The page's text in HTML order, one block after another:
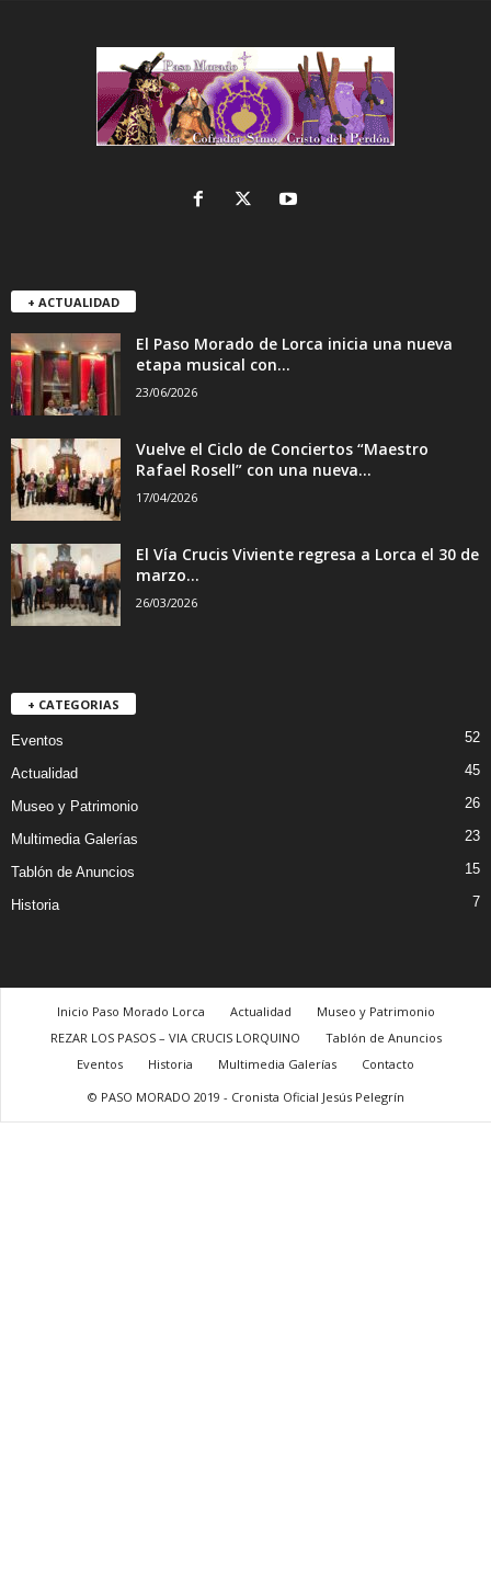
+ ACTUALIDAD
El Paso Morado de Lorca inicia una nueva
etapa musical con...
23/06/2026
Vuelve el Ciclo de Conciertos “Maestro
Rafael Rosell” con una nueva...
17/04/2026
El Vía Crucis Viviente regresa a Lorca el 30 de
marzo...
26/03/2026
+ CATEGORIAS
Eventos 52
Actualidad 45
Museo y Patrimonio 26
Multimedia Galerías 23
Tablón de Anuncios 15
Historia 7
Inicio Paso Morado Lorca Actualidad
Museo y Patrimonio
REZAR LOS PASOS – VIA CRUCIS LORQUINO
Tablón de Anuncios
Eventos
Historia Multimedia Galerías
Contacto
© PASO MORADO 2019 - Cronista Oficial Jesús Pelegrín